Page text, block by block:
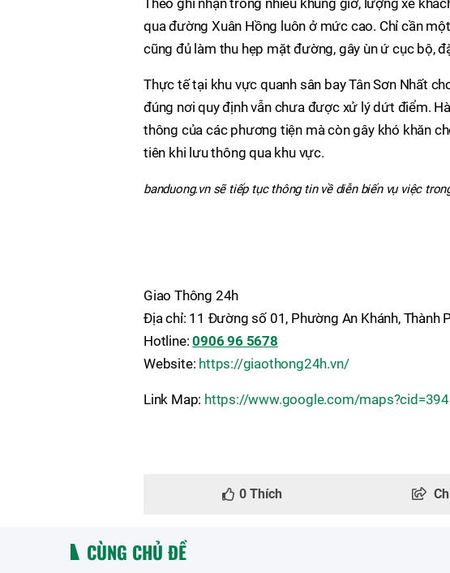
qua đường Xuân Hồng luôn ở mức cao. Chỉ cần
cũng đủ làm thu hẹp mặt đường, gây ùn ứ cục bộ,
Thực tế tại khu vực quanh sân bay Tân Sơn Nhất
đúng nơi quy định vẫn chưa được xử lý dứt điểm.
thông của các phương tiện mà còn gây khó khăn
tiên khi lưu thông qua khu vực.
banduong.vn sẽ tiếp tục thông tin về diễn biến vụ việc
Giao Thông 24h
Địa chỉ: 11 Đường số 01, Phường An Khánh, Thành
Hotline:0906 96 5678
Website: https://giaothong24h.vn/
Link Map: https://www.google.com/
0 Thích
CÙNG CHỦ ĐỀ